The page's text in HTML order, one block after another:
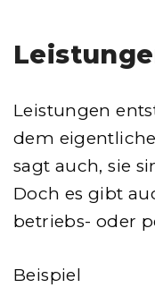
Leistungen
dem
sagt auch, sie
Doch es gibt
betriebs- oder
Beispiel